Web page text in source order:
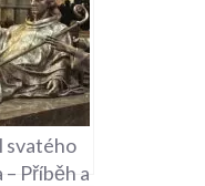
svatého
Příběh a